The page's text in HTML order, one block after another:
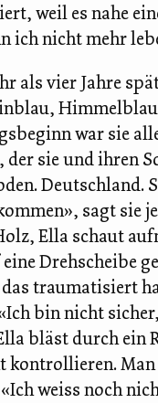
weil es nahe
ich nicht mehr
als vier Jahre
war sie
der sie und ihren
Deutschland.
sagt sie
Ella schaut
Drehscheibe
traumatisiert
bin nicht
bläst durch ein
kontrollieren.
weiss noch